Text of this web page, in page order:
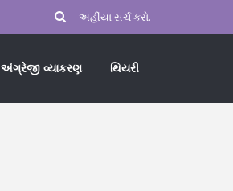
અંગ્રેજી વ્યાકરણ થિયરી